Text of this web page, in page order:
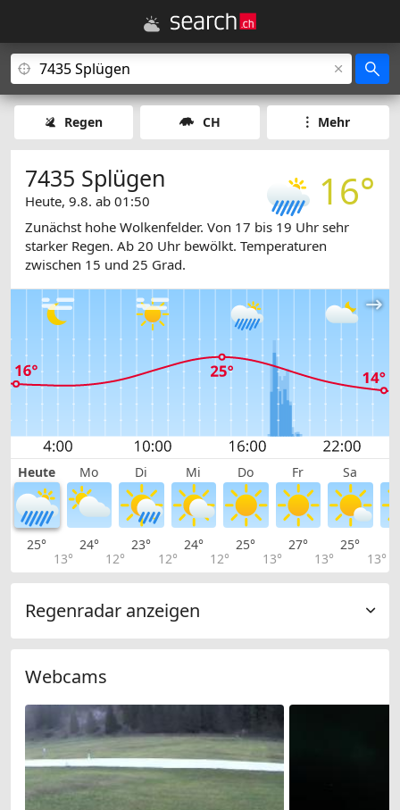
Regen CH Mehr
16°
7435 Splügen
Heute, 9.8. ab 01:50
Zunächst hohe Wolkenfelder. Von 17 bis 19 Uhr sehr
starker Regen. Ab 20 Uhr bewölkt. Temperaturen
zwischen 15 und 25 Grad.
Heute Mo Di Mi Do Fr Sa
25°
13°
24°
12°
23°
12°
24°
12°
25°
13°
27°
13°
25°
13°
Regenradar anzeigen
Webcams